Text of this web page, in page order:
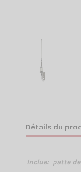
Détails du
Inclue: patte